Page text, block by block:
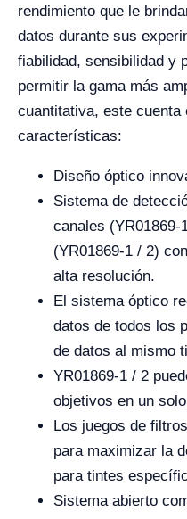
rendimiento que le
datos durante sus
fiabilidad, sensibilidad y
permitir la gama más
cuantitativa, este cuenta
características:
Diseño óptico
Sistema de
canales
(YR01869-1 / 2)
alta resolución.
El sistema óptico
datos de todos los
de datos al mismo
YR01869-1 / 2
objetivos en un
Los juegos de
para maximizar la
para tintes
Sistema abierto